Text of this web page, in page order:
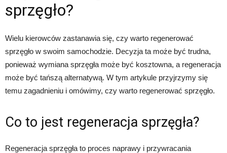
sprzęgło?
Wielu kierowców zastanawia się, czy warto regenerować
sprzęgło w swoim samochodzie. Decyzja ta może być trudna,
ponieważ wymiana sprzęgła może być kosztowna, a regeneracja
może być tańszą alternatywą. W tym artykule przyjrzymy się
temu zagadnieniu i omówimy, czy warto regenerować sprzęgło.
Co to jest regeneracja sprzęgła?
Regeneracja sprzęgła to proces naprawy i przywracania